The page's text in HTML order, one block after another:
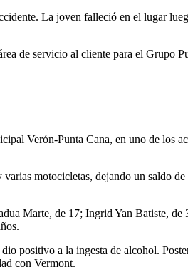
La joven falleció en el lugar
de servicio al cliente para el Grupo
Verón-Punta Cana, en uno de los
motocicletas, dejando un saldo
Marte, de 17; Ingrid Yan Batiste,
positivo a la ingesta de alcohol.
con Vermont.